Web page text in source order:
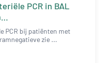
PCR in BAL
PCR bij patiënten met
zie ...